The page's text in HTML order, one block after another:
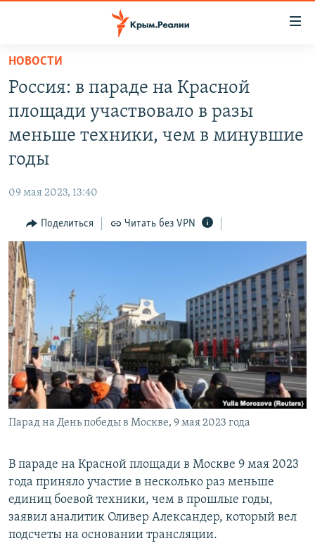
Вернуться
основному
содержанию
главной
Вернутся
поискуИНФОГРАФИКА
ТЕЛЕПРОЕКТ КРЫМ.РЕАЛИИ
СОВЕТЫ ПРАВОЗАЩИТНИКОВ
ПРОПАВШИЕ БЕЗ ВЕСТИ
ПОБЕДИТЕЛЕЙ НЕ СУДЯТ?
КРЫМ.НЕПОКОРЕННЫЙ
ELIFBE
УКРАИНСКАЯ ПРОБЛЕМА КРЫМА
РАДІО СВОБОДА
КАК ОБОЙТИ БЛОКИРОВКУ
Українською
Qırımtatar
ПРИСОЕДИНЯЙТЕСЬ!
Все сайты RFE/RL
НОВОСТИ
Россия: в параде на Красной
площади участвовало в разы
меньше техники, чем в минувшие
годы
09 мая 2023, 13:40
Поделиться Читать без VPN
Парад на День победы в Москве, 9 мая 2023 года
В параде на Красной площади в Москве 9 мая 2023
года приняло участие в несколько раз меньше
единиц боевой техники, чем в прошлые годы,
заявил аналитик Оливер Александер, который вел
подсчеты на основании трансляции.